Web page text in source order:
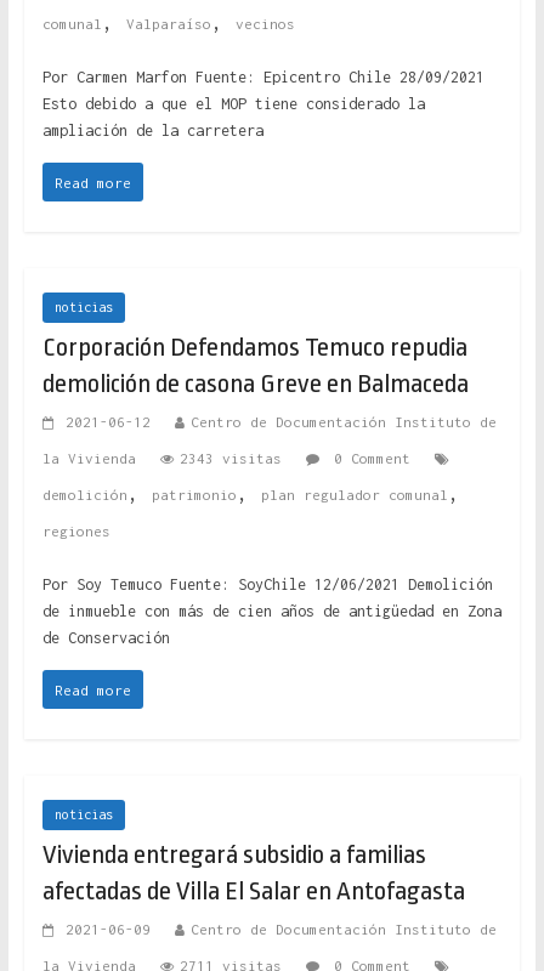
comunal , Valparaíso , vecinos
Por Carmen Marfon Fuente: Epicentro Chile 28/09/2021
Esto debido a que el MOP tiene considerado la
ampliación de la carretera
Read more
noticias
Corporación Defendamos Temuco repudia
demolición de casona Greve en Balmaceda
2021-06-12 Centro de Documentación Instituto de
la Vivienda 2343 visitas 0 Comment
demolición , patrimonio , plan regulador comunal ,
regiones
Por Soy Temuco Fuente: SoyChile 12/06/2021 Demolición
de inmueble con más de cien años de antigüedad en Zona
de Conservación
Read more
noticias
Vivienda entregará subsidio a familias
afectadas de Villa El Salar en Antofagasta
2021-06-09 Centro de Documentación Instituto de
la Vivienda 2711 visitas 0 Comment